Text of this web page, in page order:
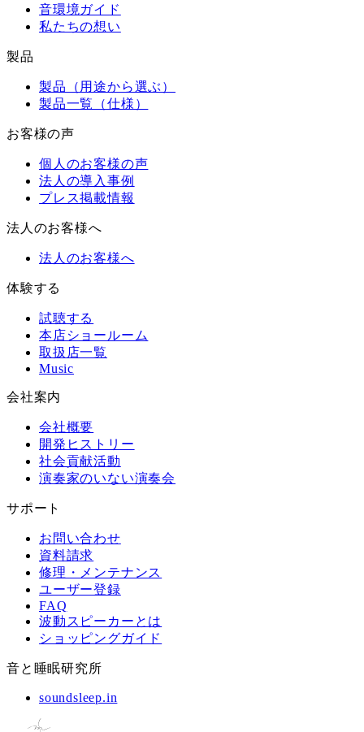
音環境ガイド
私たちの想い
製品
製品（用途から選ぶ）
製品一覧（仕様）
お客様の声
個人のお客様の声
法人の導入事例
プレス掲載情報
法人のお客様へ
法人のお客様へ
体験する
試聴する
本店ショールーム
取扱店一覧
Music
会社案内
会社概要
開発ヒストリー
社会貢献活動
演奏家のいない演奏会
サポート
お問い合わせ
資料請求
修理・メンテナンス
ユーザー登録
FAQ
波動スピーカーとは
ショッピングガイド
音と睡眠研究所
soundsleep.in